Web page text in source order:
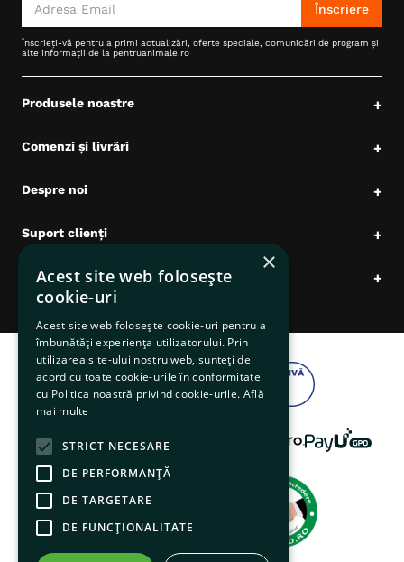
Înscriere
Înscrieți-vă pentru a primi actualizări, oferte speciale, comunicări de program și
alte informații de la pentruanimale.ro
Produsele noastre +
Comenzi și livrări +
Despre noi +
Suport clienți +
Date comerciale +
×
Acest site web folosește
cookie-uri
Acest site web folosește cookie-uri pentru a
îmbunătăți experiența utilizatorului. Prin
utilizarea site-ului nostru web, sunteți de
acord cu toate cookie-urile în conformitate
cu Politica noastră privind cookie-urile. Află
mai multe
STRICT NECESARE
DE PERFORMANȚĂ
DE TARGETARE
DE FUNCŢIONALITATE